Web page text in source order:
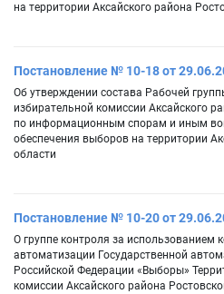
на территории Аксайского района
Постановление № 10-18 от
Об утверждении состава Рабочей
избирательной комиссии Аксайского
по информационным спорам и иным
обеспечения выборов на территории
области
Постановление № 10-20 от
О группе контроля за использованием
автоматизации Государственной
Российской Федерации «Выборы»
комиссии Аксайского района